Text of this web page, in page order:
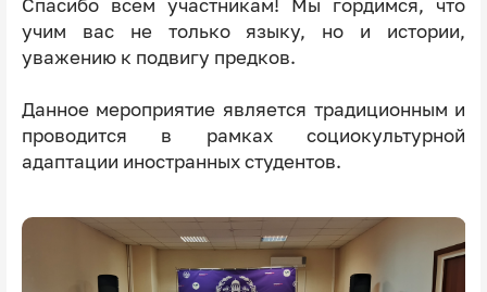
Спасибо всем участникам! Мы гордимся, что
учим вас не только языку, но и истории,
уважению к подвигу предков.
Данное мероприятие является традиционным и
проводится в рамках социокультурной
адаптации иностранных студентов.